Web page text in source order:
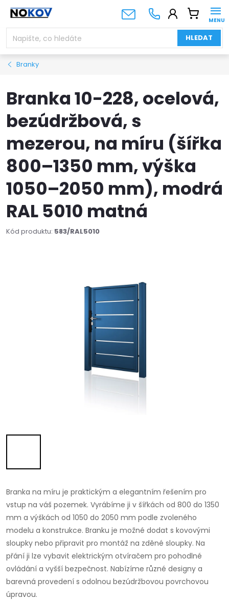
Přejít
obsah
HLEDAT
NÁKUPNÍ
KOŠÍK
Branky
Branka 10-228, ocelová,
bezúdržbová, s
mezerou, na míru (šířka
800–1350 mm, výška
1050–2050 mm), modrá
RAL 5010 matná
Kód produktu: 583/RAL5010
Branka na míru je praktickým a elegantním řešením pro
vstup na váš pozemek. Vyrábíme ji v šířkách od 800 do 1350
mm a výškách od 1050 do 2050 mm podle zvoleného
modelu a konstrukce. Branku je možné dodat s kovovými
sloupky nebo připravit pro montáž na zděné sloupky. Na
přání ji lze vybavit elektrickým otvíračem pro pohodlné
ovládání a vyšší bezpečnost. Nabízíme různé designy a
barevná provedení s odolnou bezúdržbovou povrchovou
úpravou.